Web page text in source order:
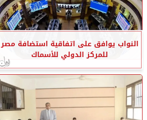
النواب يوافق على اتفاقية استضافة مصر
للمركز الدولي للأسماك